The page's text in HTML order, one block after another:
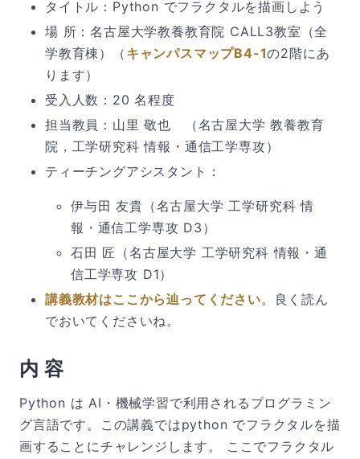
タイトル：Python でフラクタルを描画しよう
場 所：名古屋大学教養教育院 CALL3教室（全
学教育棟）（ キャンパスマップB4-1の2階にあ
ります）
受入人数：20 名程度
担当教員：山里 敬也 （名古屋大学 教養教育
院，工学研究科 情報・通信工学専攻）
ティーチングアシスタント：
伊与田 友貴（名古屋大学 工学研究科 情
報・通信工学専攻 D3）
石田 匠（名古屋大学 工学研究科 情報・通
信工学専攻 D1）
講義教材はここから辿ってください。良く読ん
でおいてくださいね。
内 容
Python は AI・機械学習で利用されるプログラミン
グ言語です。この講義ではpython でフラクタルを描
画することにチャレンジします。 ここでフラクタル